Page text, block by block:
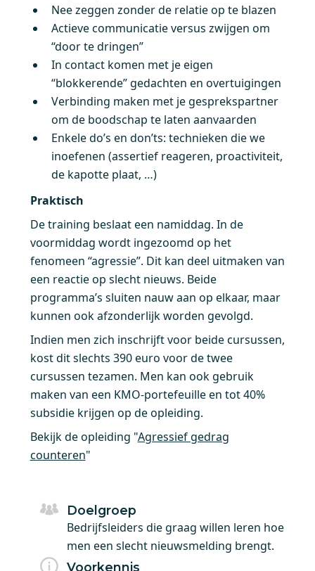
Nee zeggen zonder de relatie op te blazen
Actieve communicatie versus zwijgen om
“door te dringen”
In contact komen met je eigen
“blokkerende” gedachten en overtuigingen
Verbinding maken met je gesprekspartner
om de boodschap te laten aanvaarden
Enkele do’s en don’ts: technieken die we
inoefenen (assertief reageren, proactiviteit,
de kapotte plaat, …)
Praktisch
De training beslaat een namiddag. In de
voormiddag wordt ingezoomd op het
fenomeen “agressie”. Dit kan deel uitmaken van
een reactie op slecht nieuws. Beide
programma’s sluiten nauw aan op elkaar, maar
kunnen ook afzonderlijk worden gevolgd.
Indien men zich inschrijft voor beide cursussen,
kost dit slechts 390 euro voor de twee
cursussen tezamen. Men kan ook gebruik
maken van een KMO-portefeuille en tot 40%
subsidie krijgen op de opleiding.
Bekijk de opleiding "Agressief gedrag
counteren"
Doelgroep
Bedrijfsleiders die graag willen leren hoe
men een slecht nieuwsmelding brengt.
Voorkennis